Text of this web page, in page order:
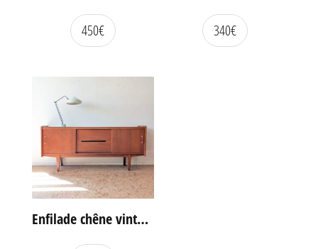
450€ 340€
Enfilade chêne vintage portes coulissantes